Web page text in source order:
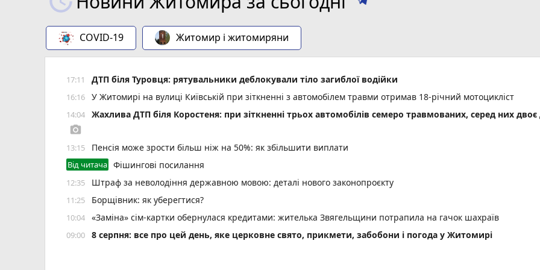
COVID-19 Житомир і житомиряни
17:11 ДТП біля Туровця: рятувальники деблокували тіло загиблої водійки
16:16 У Житомирі на вулиці Київській при зіткненні з автомобілем травми отримав 18-річний мотоцикліст
14:04 Жахлива ДТП біля Коростеня: при зіткненні трьох автомобілів семеро травмованих, серед них двоє
photo_camera
13:15 Пенсія може зрости більш ніж на 50%: як збільшити виплати
Від читача Фішингові посилання
12:35 Штраф за неволодіння державною мовою: деталі нового законопроєкту
11:25 Борщівник: як уберегтися?
10:04 «Заміна» сім-картки обернулася кредитами: жителька Звягельщини потрапила на гачок шахраїв
09:00 8 серпня: все про цей день, яке церковне свято, прикмети, забобони і погода у Житомирі